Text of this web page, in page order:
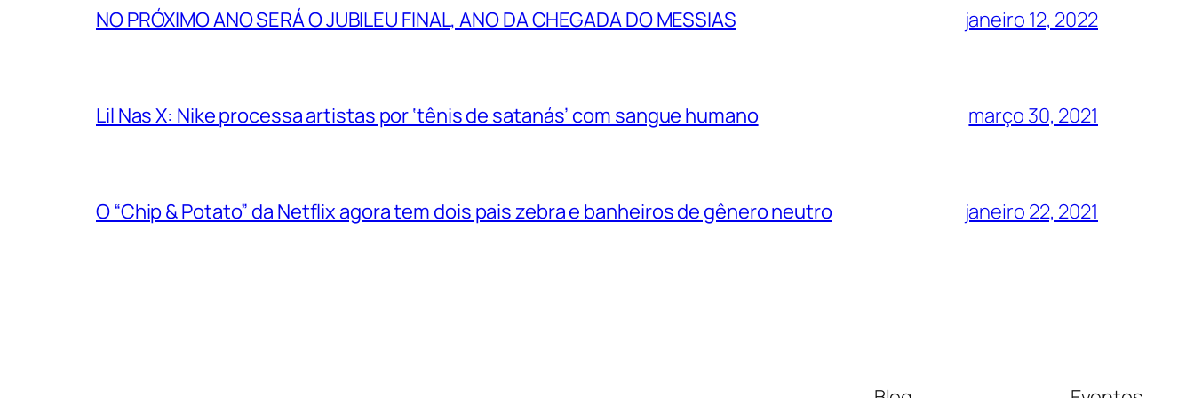
NO PRÓXIMO ANO SERÁ O JUBILEU FINAL, ANO DA CHEGADA DO MESSIAS janeiro 12, 2022
Lil Nas X: Nike processa artistas por ‘tênis de satanás’ com sangue humano março 30, 2021
O “Chip & Potato” da Netflix agora tem dois pais zebra e banheiros de gênero neutro janeiro 22, 2021